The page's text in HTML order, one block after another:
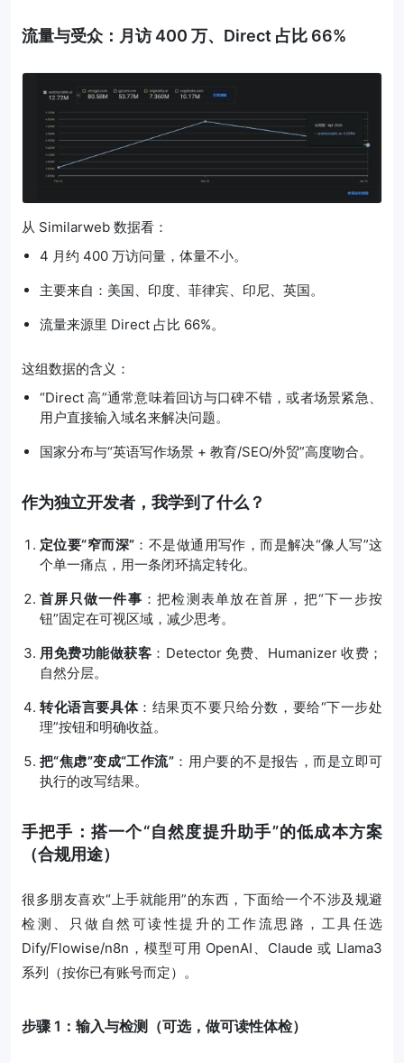
流量与受众：月访 400 万、Direct 占比 66%
从 Similarweb 数据看：
4 月约 400 万访问量，体量不小。
主要来自：美国、印度、菲律宾、印尼、英国。
流量来源里 Direct 占比 66%。
这组数据的含义：
“Direct 高”通常意味着回访与口碑不错，或者场景紧急、
用户直接输入域名来解决问题。
国家分布与“英语写作场景 + 教育/SEO/外贸”高度吻合。
作为独立开发者，我学到了什么？
定位要“窄而深”：不是做通用写作，而是解决“像人写”这
个单一痛点，用一条闭环搞定转化。
首屏只做一件事 ：把检测表单放在首屏，把“下一步按
钮”固定在可视区域，减少思考。
用免费功能做获客 ：Detector 免费、Humanizer 收费；
自然分层。
转化语言要具体：结果页不要只给分数，要给“下一步处
理”按钮和明确收益。
把“焦虑”变成“工作流”：用户要的不是报告，而是立即可
执行的改写结果。
手把手：搭一个“自然度提升助手”的低成本方案
（合规用途）
很多朋友喜欢“上手就能用”的东西，下面给一个不涉及规避
检测、只做自然可读性提升的工作流思路，工具任选
Dify/Flowise/n8n，模型可用 OpenAI、Claude 或 Llama3
系列（按你已有账号而定）。
步骤 1：输入与检测（可选，做可读性体检）